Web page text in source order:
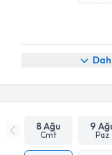
8 Ağu
Cmt
9
Paz